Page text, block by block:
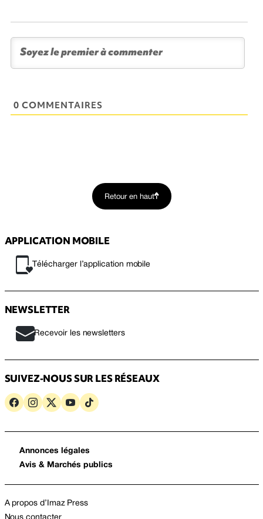
0 COMMENTAIRES
Retour en haut
APPLICATION MOBILE
Télécharger l’application mobile
NEWSLETTER
Recevoir les newsletters
SUIVEZ-NOUS SUR LES RÉSEAUX
Annonces légales
Avis & Marchés publics
A propos d’Imaz Press
Nous contacter